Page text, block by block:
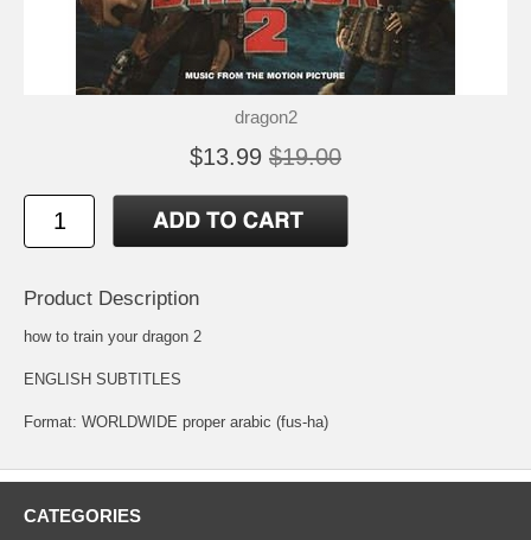
dragon2
$13.99 $19.00
Product Description
how to train your dragon 2
ENGLISH SUBTITLES
Format: WORLDWIDE proper arabic (fus-ha)
CATEGORIES